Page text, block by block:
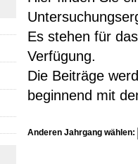
Es stehen für
Verfügung.
Die Beiträge
beginnend mit
Anderen Jahrgang wählen: